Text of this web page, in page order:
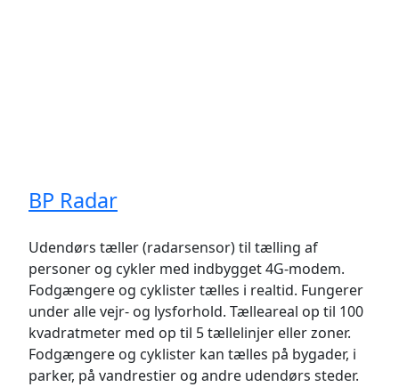
BP Radar
Udendørs tæller (radarsensor) til tælling af
personer og cykler med indbygget 4G-modem.
Fodgængere og cyklister tælles i realtid. Fungerer
under alle vejr- og lysforhold. Tælleareal op til 100
kvadratmeter med op til 5 tællelinjer eller zoner.
Fodgængere og cyklister kan tælles på bygader, i
parker, på vandrestier og andre udendørs steder.